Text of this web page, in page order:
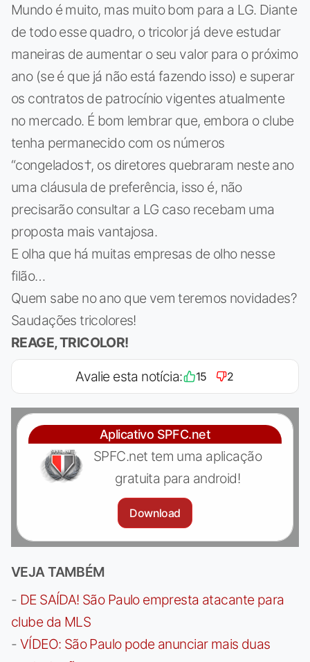
Mundo é muito, mas muito bom para a LG. Diante
de todo esse quadro, o tricolor já deve estudar
maneiras de aumentar o seu valor para o próximo
ano (se é que já não está fazendo isso) e superar
os contratos de patrocínio vigentes atualmente
no mercado. É bom lembrar que, embora o clube
tenha permanecido com os números
“congelados†, os diretores quebraram neste ano
uma cláusula de preferência, isso é, não
precisarão consultar a LG caso recebam uma
proposta mais vantajosa.
E olha que há muitas empresas de olho nesse
filão…
Quem sabe no ano que vem teremos novidades?
Saudações tricolores!
REAGE, TRICOLOR!
Avalie esta notícia: 15 2
Aplicativo SPFC.net
SPFC.net tem uma aplicação
gratuita para android!
Download
VEJA TAMBÉM
- DE SAÍDA! São Paulo empresta atacante para
clube da MLS
- VÍDEO: São Paulo pode anunciar mais duas